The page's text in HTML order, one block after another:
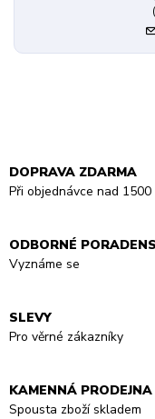
DOPRAVA ZDARMA
Při objednávce nad 1500
ODBORNÉ
Vyznáme se
SLEVY
Pro věrné zákazníky
KAMENNÁ PRODEJNA
Spousta zboží skladem